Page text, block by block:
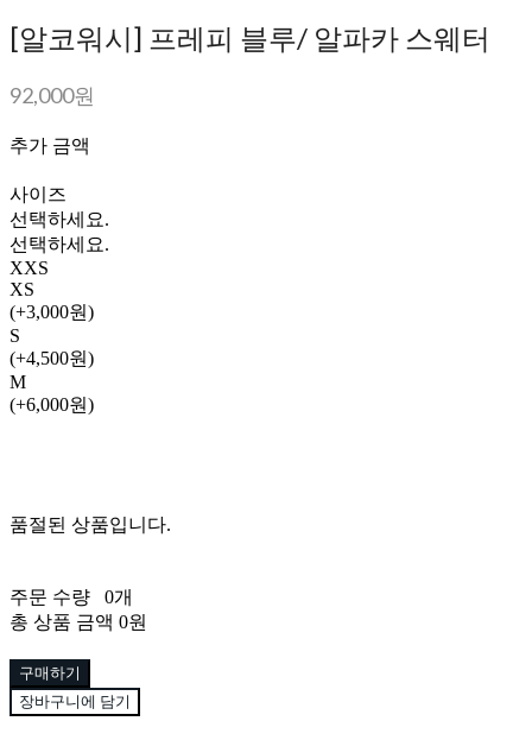
[알코워시] 프레피 블루/ 알파카 스웨터
92,000원
추가 금액
사이즈
선택하세요.
선택하세요.
XXS
XS
(+3,000원)
S
(+4,500원)
M
(+6,000원)
품절된 상품입니다.
주문 수량
0개
총 상품 금액 0원
구매하기
장바구니에 담기